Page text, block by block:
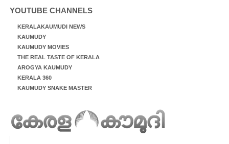
YOUTUBE CHANNELS
KERALAKAUMUDI NEWS
KAUMUDY
KAUMUDY MOVIES
THE REAL TASTE OF KERALA
AROGYA KAUMUDY
KERALA 360
KAUMUDY SNAKE MASTER